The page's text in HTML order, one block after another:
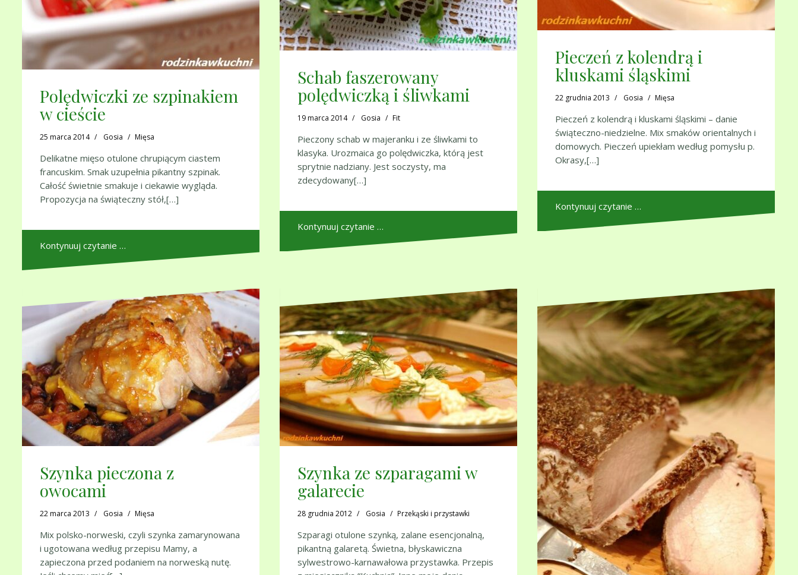
Polędwiczki ze szpinakiem
w cieście
25 marca 2014 Gosia Mięsa
Delikatne mięso otulone chrupiącym ciastem
francuskim. Smak uzupełnia pikantny szpinak.
Całość świetnie smakuje i ciekawie wygląda.
Propozycja na świąteczny stół,[…]
Kontynuuj czytanie …
Schab faszerowany
polędwiczką i śliwkami
19 marca 2014 Gosia Fit
Pieczony schab w majeranku i ze śliwkami to
klasyka. Urozmaica go polędwiczka, którą jest
sprytnie nadziany. Jest soczysty, ma
zdecydowany[…]
Kontynuuj czytanie …
Pieczeń z kolendrą i
kluskami śląskimi
22 grudnia 2013 Gosia Mięsa
Pieczeń z kolendrą i kluskami śląskimi – danie
świąteczno-niedzielne. Mix smaków orientalnych i
domowych. Pieczeń upiekłam według pomysłu p.
Okrasy,[…]
Kontynuuj czytanie …
Szynka pieczona z
owocami
22 marca 2013 Gosia Mięsa
Mix polsko-norweski, czyli szynka zamarynowana
i ugotowana według przepisu Mamy, a
zapieczona przed podaniem na norweską nutę.
Szynka ze szparagami w
galarecie
28 grudnia 2012 Gosia Przekąski i przystawki
Szparagi otulone szynką, zalane esencjonalną,
pikantną galaretą. Świetna, błyskawiczna
sylwestrowo-karnawałowa przystawka. Przepis